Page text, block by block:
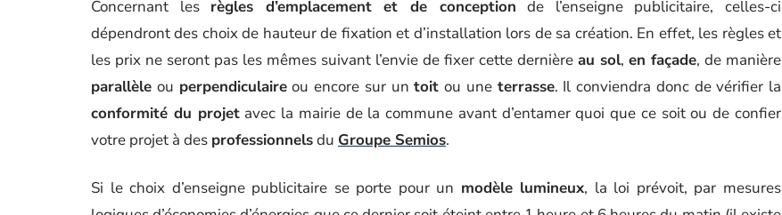
Concernant les règles d’emplacement et de conception de l’enseigne publicitaire, celles-ci
dépendront des choix de hauteur de fixation et d’installation lors de sa création. En effet, les règles et
les prix ne seront pas les mêmes suivant l’envie de fixer cette dernière au sol, en façade, de manière
parallèle ou perpendiculaireou encore sur untoit ou une terrasse. Il conviendra donc de vérifier la
conformité du projetavec la mairie de la commune avant d’entamer quoi que ce soit ou de confier
votre projet à des professionnelsdu Groupe Semios.
Si le choix d’enseigne publicitaire se porte pour un modèle lumineux, la loi prévoit, par mesures